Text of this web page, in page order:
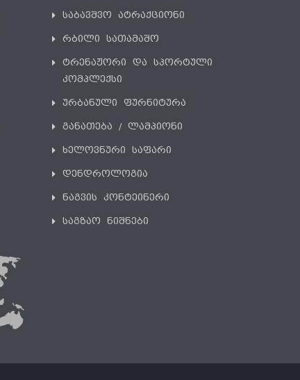
საბავშვო ატრაქციონი
რბილი სათამაშო
ტრენაჟორი და სპორტული
კომპლექსი
ურბანული ფურნიტურა
განათება / ლამპიონი
ხელოვნური საფარი
დენდროლოგია
ნაგვის კონტეინერი
საგზაო ნიშნები